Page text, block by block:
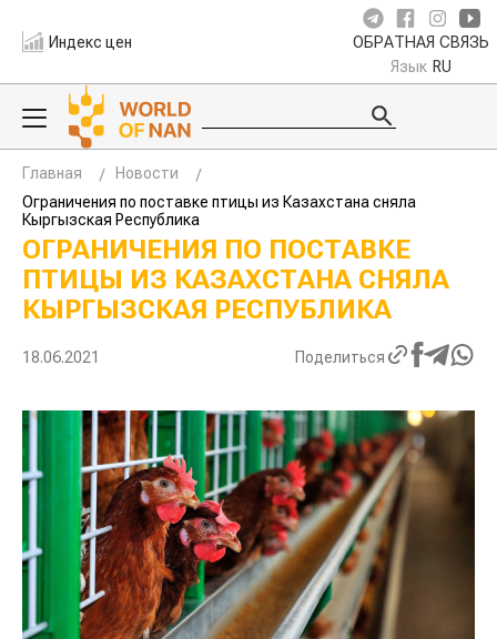
Индекс цен ОБРАТНАЯ СВЯЗЬ
Язык RU
Главная
Новости
Ограничения по поставке птицы из Казахстана сняла
Кыргызская Республика
ОГРАНИЧЕНИЯ ПО ПОСТАВКЕ
ПТИЦЫ ИЗ КАЗАХСТАНА СНЯЛА
КЫРГЫЗСКАЯ РЕСПУБЛИКА
18.06.2021 Поделиться